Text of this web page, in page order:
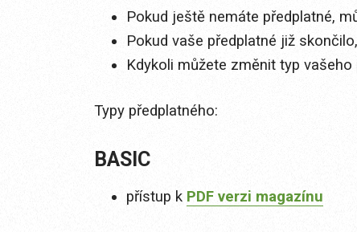
Pokud ještě nemáte předplatné,
Pokud vaše předplatné již
Kdykoli můžete změnit typ vašeho
Typy předplatného:
BASIC
přístup k PDF verzi magazínu